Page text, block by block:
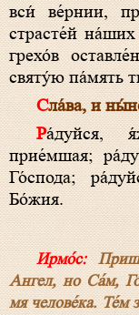
вси́ ве́рнии,
страсте́й
грехо́в
святу́ю па́мять
Сла́ва, и
Ра́дуйся, я́же Ангелом ра́дость ми́ра
прие́мшая;
Го́спода;
Бо́жия.
Ирмо́с:
Ангел, но Са́м,
мя челове́ка. Те́м